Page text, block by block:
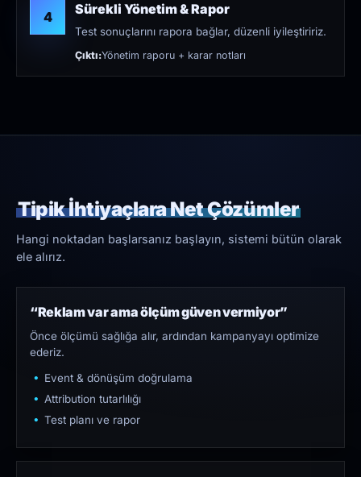
4 Sürekli Yönetim & Rapor
Test sonuçlarını rapora bağlar, düzenli iyileştiririz.
Çıktı:Yönetim raporu + karar notları
Tipik İhtiyaçlara Net Çözümler
Hangi noktadan başlarsanız başlayın, sistemi bütün olarak
ele alırız.
“Reklam var ama ölçüm güven vermiyor”
Önce ölçümü sağlığa alır, ardından kampanyayı optimize
ederiz.
Event & dönüşüm doğrulama
Attribution tutarlılığı
Test planı ve rapor